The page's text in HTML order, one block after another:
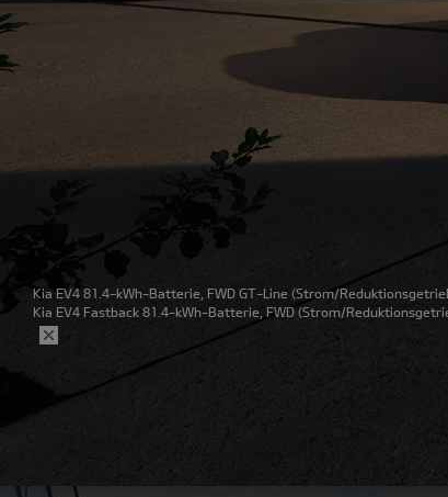
Kia EV4 81.4-kWh-Batterie, FWD GT-Line (Strom/
Kia EV4 Fastback 81.4-kWh-Batterie, FWD (Strom/